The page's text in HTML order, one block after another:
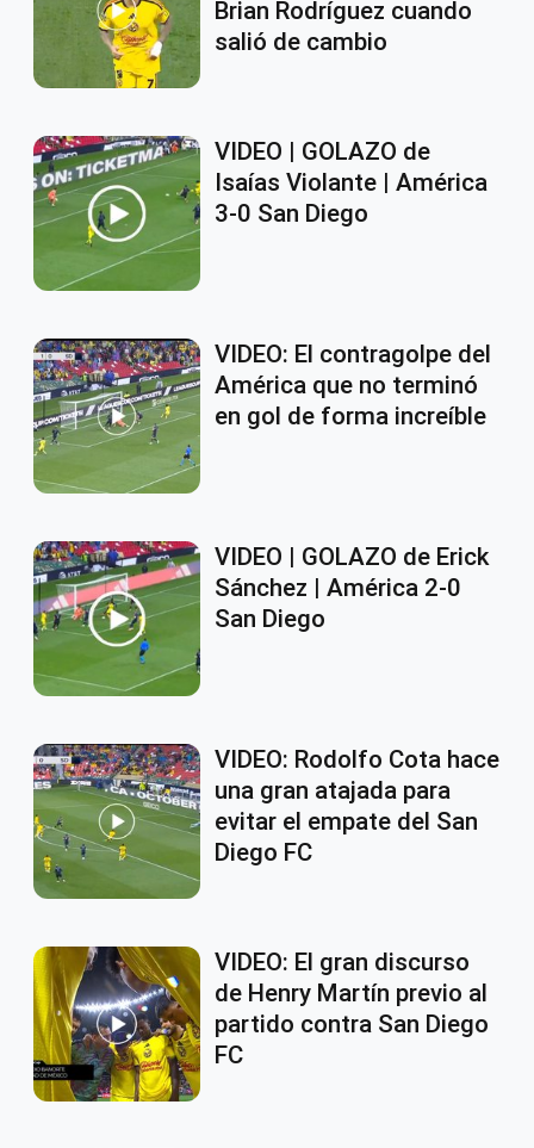
Brian Rodríguez cuando
salió de cambio
VIDEO | GOLAZO de
Isaías Violante | América
3-0 San Diego
VIDEO: El contragolpe del
América que no terminó
en gol de forma increíble
VIDEO | GOLAZO de Erick
Sánchez | América 2-0
San Diego
VIDEO: Rodolfo Cota hace
una gran atajada para
evitar el empate del San
Diego FC
VIDEO: El gran discurso
de Henry Martín previo al
partido contra San Diego
FC